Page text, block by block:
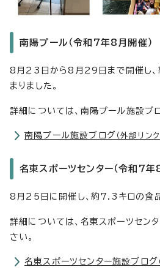
南陽プール（令和7年8月開催）
8月23日から8月29日まで開催し
まりました。
詳細については、南陽プール施設ブ
南陽プール施設ブログ （外部リンク
名東スポーツセンター（令和7年
8月25日に開催し、約7.3キロの食品
詳細については、名東スポーツセン
さい。
名東スポーツセンター施設ブログ